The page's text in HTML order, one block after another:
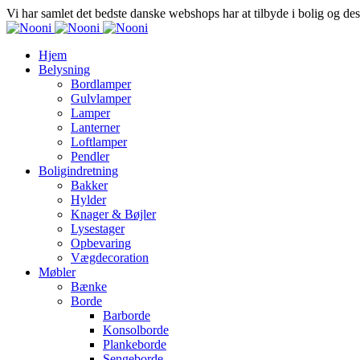
Vi har samlet det bedste danske webshops har at tilbyde i bolig og
Hjem
Belysning
Bordlamper
Gulvlamper
Lamper
Lanterner
Loftlamper
Pendler
Boligindretning
Bakker
Hylder
Knager & Bøjler
Lysestager
Opbevaring
Vægdecoration
Møbler
Bænke
Borde
Barborde
Konsolborde
Plankeborde